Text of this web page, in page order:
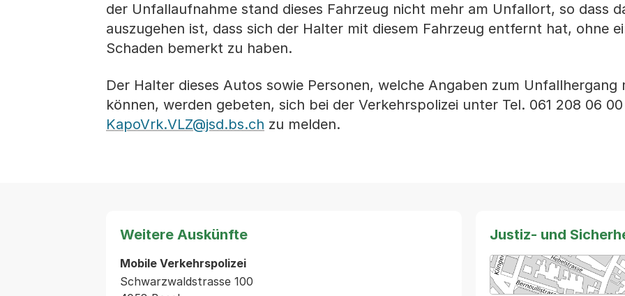
der Unfallaufnahme stand dieses Fahrzeug nicht mehr am Unfallort, so dass
auszugehen ist, dass sich der Halter mit diesem Fahrzeug entfernt hat, ohne
Schaden bemerkt zu haben.
Der Halter dieses Autos sowie Personen, welche Angaben zum Unfallhergang
können, werden gebeten, sich bei der Verkehrspolizei unter Tel. 061 208 06
KapoVrk.VLZ@jsd.bs.ch zu melden.
Weitere Auskünfte
Mobile Verkehrspolizei
Schwarzwaldstrasse 100
Justiz- und